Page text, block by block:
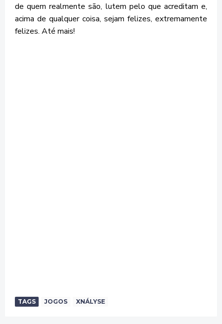
de quem realmente são, lutem pelo que acreditam e,
acima de qualquer coisa, sejam felizes, extremamente
felizes. Até mais!
TAGS JOGOS XNÁLYSE